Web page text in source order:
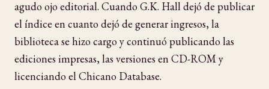
agudo ojo editorial. Cuando G.K. Hall dejó de publicar
el índice en cuanto dejó de generar ingresos, la
biblioteca se hizo cargo y continuó publicando las
ediciones impresas, las versiones en CD-ROM y
licenciando el Chicano Database.